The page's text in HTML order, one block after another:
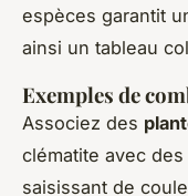
espèces garantit
ainsi un tableau
Exemples de
Associez des
clématite avec
saisissant de